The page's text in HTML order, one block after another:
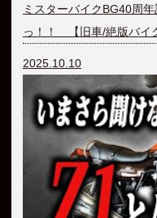
ミスターバイクBG40周
っ！！ 【旧車/絶版バイ
2025.10.10